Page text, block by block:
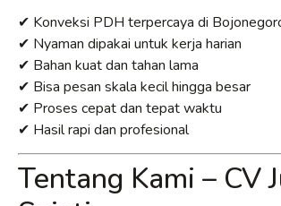
✔ Konveksi PDH terpercaya di
✔ Nyaman dipakai untuk kerja harian
✔ Bahan kuat dan tahan lama
✔ Bisa pesan skala kecil hingga besar
✔ Proses cepat dan tepat waktu
✔ Hasil rapi dan profesional
Tentang Kami – CV